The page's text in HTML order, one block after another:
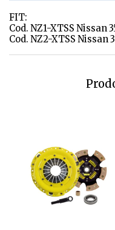
FIT:
Cod. NZ1-XTSS Nissan
Cod. NZ2-XTSS Nissan